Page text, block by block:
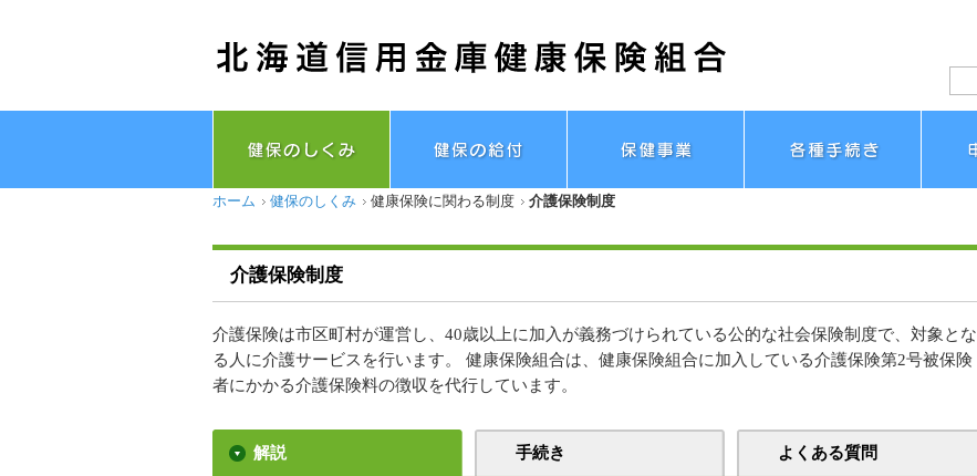
ホーム 健保のしくみ 健康保険に関わる制度 介護保険制度
介護保険制度
介護保険は市区町村が運営し、40歳以上に加入が義務づけられている公的な社会保険制度で、対象とな
る人に介護サービスを行います。 健康保険組合は、健康保険組合に加入している介護保険第2号被保険
者にかかる介護保険料の徴収を代行しています。
解説 手続き よくある質問